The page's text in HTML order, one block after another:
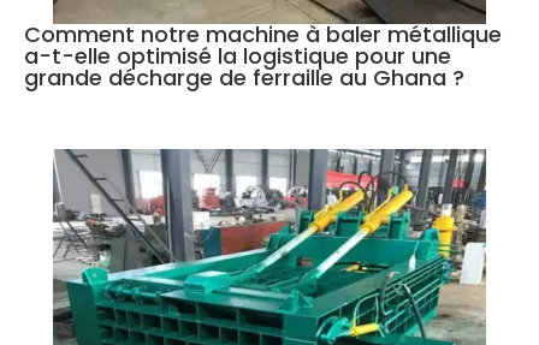
Comment notre machine à baler métallique
a-t-elle optimisé la logistique pour une
grande décharge de ferraille au Ghana ?